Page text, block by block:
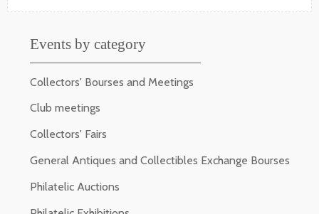
Events by category
Collectors' Bourses and Meetings
Club meetings
Collectors' Fairs
General Antiques and Collectibles Exchange Bourses
Philatelic Auctions